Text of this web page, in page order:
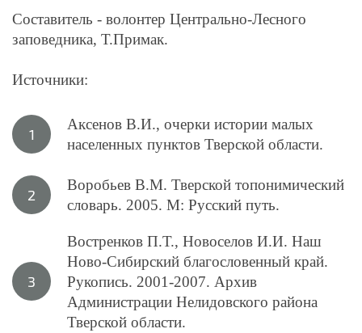
Составитель - волонтер Центрально-Лесного
заповедника, Т.Примак.
Источники:
Аксенов В.И., очерки истории малых
населенных пунктов Тверской области.
Воробьев В.М. Тверской топонимический
словарь. 2005. М: Русский путь.
Востренков П.Т., Новоселов И.И. Наш
Ново-Сибирский благословенный край.
Рукопись. 2001-2007. Архив
Администрации Нелидовского района
Тверской области.